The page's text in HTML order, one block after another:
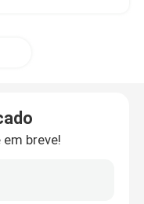
breve!